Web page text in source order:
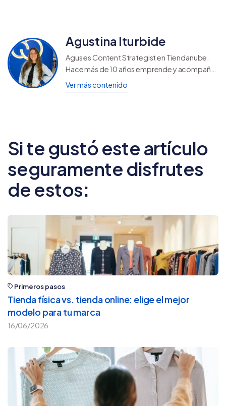
Agustina Iturbide
Agus es Content Strategist en Tiendanube.
Hace más de 10 años emprende y acompaña
marcas en el desarrollo de sus negocios.
Estudió marketing digital y actualmente
Ver más contenido
Si te gustó este artículo
seguramente disfrutes
de estos:
Primeros pasos
Tienda física vs. tienda online: elige el mejor
modelo para tu marca
16/06/2026